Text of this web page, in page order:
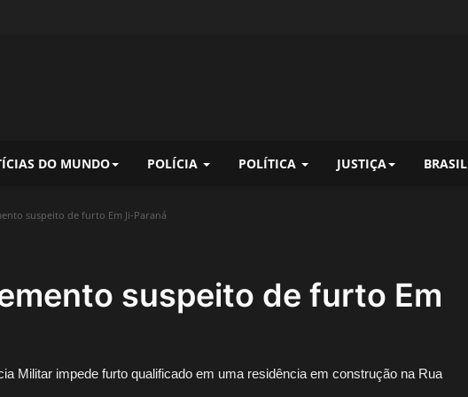
DO MUNDO POLÍCIA POLÍTICA JUSTIÇA BRASIL
suspeito de furto Em Ji-Paraná
suspeito de furto Em
Militar impede furto qualificado em uma residência em construção na Rua